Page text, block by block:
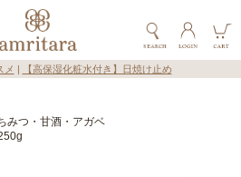
メ 【高保湿化粧水付き】日焼け止め
みつ・甘酒・アガベ